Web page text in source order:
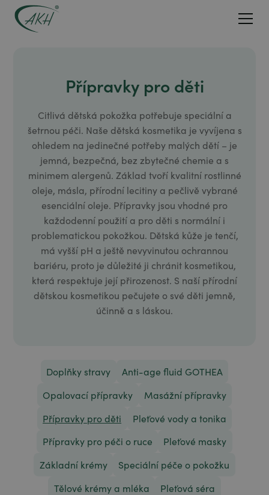
Přípravky pro děti
Citlivá dětská pokožka potřebuje speciální a
šetrnou péči. Naše dětská kosmetika je vyvíjena s
ohledem na jedinečné potřeby malých dětí – je
jemná, bezpečná, bez zbytečné chemie a s
minimem alergenů. Základ tvoří kvalitní rostlinné
oleje, másla, přírodní lecitiny a pečlivě vybrané
esenciální oleje. Přípravky jsou vhodné pro
každodenní použití a pro děti s normální i
problematickou pokožkou. Dětská kůže je tenčí,
má vyšší pH a ještě nevyvinutou ochrannou
bariéru, proto je důležité ji chránit kosmetikou,
která respektuje její přirozenost. S naší přírodní
dětskou kosmetikou pečujete o své děti jemně,
účinně a s láskou.
Doplňky stravy
Anti-age fluid GOTHEA
Opalovací přípravky
Masážní přípravky
Přípravky pro děti
Pleťové vody a tonika
Přípravky pro péči o ruce
Pleťové masky
Základní krémy
Speciální péče o pokožku
Tělové krémy a mléka
Pleťová séra